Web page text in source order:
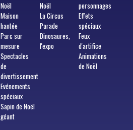
Noël
Maison
hantée
Parc sur
mesure
Spectacles
de
divertissement
Evénements
spéciaux
Sapin de Noël
géant
Noël
La Circus
Parade
Dinosaures,
l'expo
personnages
Effets
spéciaux
Feux
d'artifice
Animations
de Noël